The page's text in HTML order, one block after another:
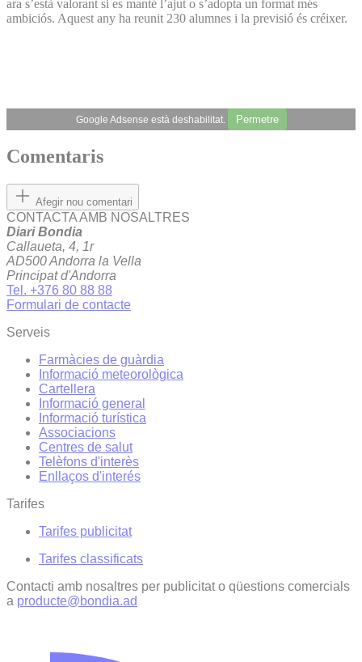
ara s’està valorant si es manté l’ajut o s’adopta un format més
ambiciós. Aquest any ha reunit 230 alumnes i la previsió és créixer.
Google Adsense està deshabilitat. Permetre
Comentaris
Afegir nou comentari
CONTACTA AMB NOSALTRES
Diari Bondia
Callaueta, 4, 1r
AD500 Andorra la Vella
Principat d'Andorra
Tel. +376 80 88 88
Formulari de contacte
Serveis
Farmàcies de guàrdia
Informació meteorològica
Cartellera
Informació general
Informació turística
Associacions
Centres de salut
Telèfons d'interès
Enllaços d'interés
Tarifes
Tarifes publicitat
Tarifes classificats
Contacti amb nosaltres per publicitat o qüestions comercials
a producte@bondia.ad